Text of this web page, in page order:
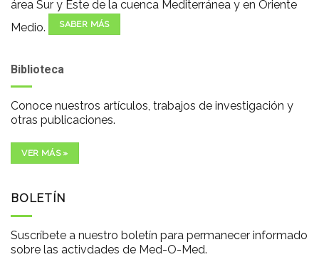
área Sur y Este de la cuenca Mediterránea y en Oriente
Medio.
SABER MÁS
Biblioteca
Conoce nuestros artículos, trabajos de investigación y
otras publicaciones.
VER MÁS »
BOLETÍN
Suscríbete a nuestro boletín para permanecer informado
sobre las activdades de Med-O-Med.